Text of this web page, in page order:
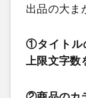
出品の大ま
①タイトル
上限文字数